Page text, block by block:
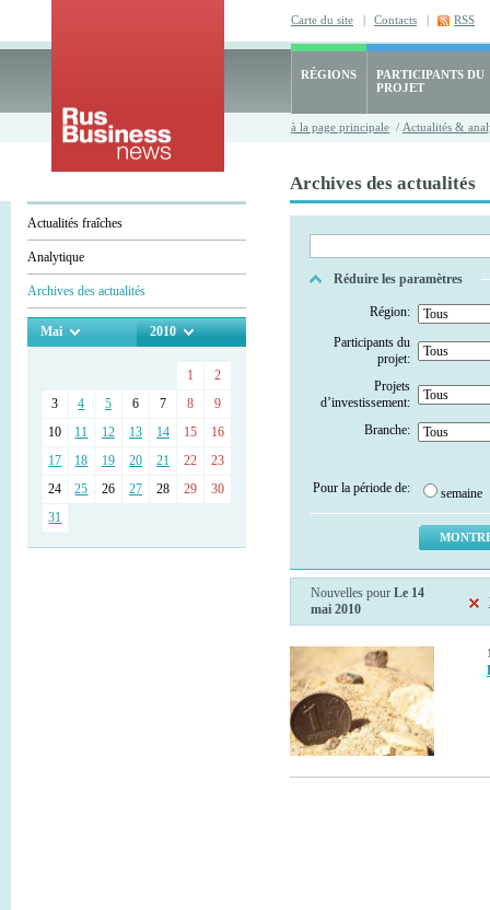
Carte du site | Contacts | RSS
RÉGIONS
PARTICIPANTS DU
PROJET
à la page principale / Actualités &
Actualités fraîches
Analytique
Archives des actualités
Mai 2010
1
2
3
4 5 6 7 8
9
10
11 12 13 14 15
16
17
18 19 20 21 22
23
24
25 26 27 28 29
30
31
Archives des actualités
Réduire les paramètres
Région:
Participants du
projet:
Projets
d’investissement:
Branche:
Pour la période de: semaine
Nouvelles pour Le 14
mai 2010